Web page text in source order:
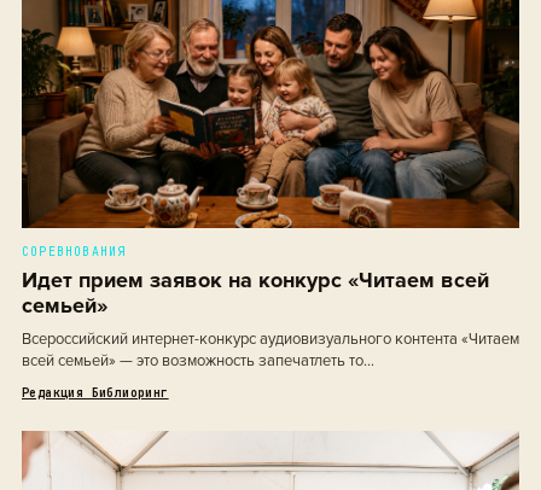
СОРЕВНОВАНИЯ
Идет прием заявок на конкурс «Читаем всей
семьей»
Всероссийский интернет-конкурс аудиовизуального контента «Читаем
всей семьей» — это возможность запечатлеть то...
Редакция Библиоринг